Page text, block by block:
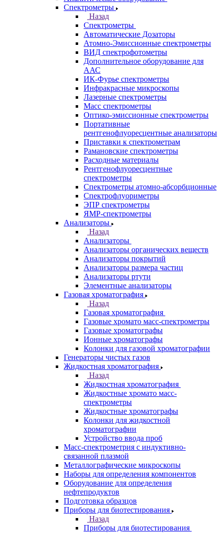
Кабинет
Аналитическое оборудование
Назад
Аналитическое оборудование
Спектрометры
Назад
Спектрометры
Автоматические Дозаторы
Атомно-Эмиссионные спектрометры
ВИД спектрофотометры
Дополнительное оборудование для
ААС
ИК-Фурье спектрометры
Инфракрасные микроскопы
Лазерные спектрометры
Масс спектрометры
Оптико-эмиссионные спектрометры
Портативные
рентгенофлуоресцентные анализаторы
Приставки к спектрометрам
Рамановские спектрометры
Расходные материалы
Рентгенофлуоресцентные
спектрометры
Спектрометры атомно-абсорбционные
Спектрофлуориметры
ЭПР спектрометры
ЯМР-спектрометры
Анализаторы
Назад
Анализаторы
Анализаторы органических веществ
Анализаторы покрытий
Анализаторы размера частиц
Анализаторы ртути
Элементные анализаторы
Газовая хроматография
Назад
Газовая хроматография
Газовые хромато масс-спектрометры
Газовые хроматографы
Ионные хроматографы
Колонки для газовой хроматографии
Генераторы чистых газов
Жидкостная хроматография
Назад
Жидкостная хроматография
Жидкостные хромато масс-
спектрометры
Жидкостные хроматографы
Колонки для жидкостной
хроматографии
Устройство ввода проб
Масс-спектрометрия с индуктивно-
связанной плазмой